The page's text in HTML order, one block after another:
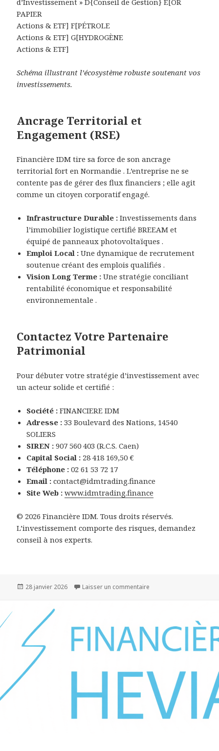
PAPIER
Actions & ETF] F[PÉTROLE
Actions & ETF] G[HYDROGÈNE
Actions & ETF]
Schéma illustrant l’écosystème robuste soutenant vos
investissements.
Ancrage Territorial et
Engagement (RSE)
Financière IDM tire sa force de son ancrage
territorial fort en Normandie . L’entreprise ne se
contente pas de gérer des flux financiers ; elle agit
comme un citoyen corporatif engagé.
Infrastructure Durable : Investissements dans
l’immobilier logistique certifié BREEAM et
équipé de panneaux photovoltaïques .
Emploi Local : Une dynamique de recrutement
soutenue créant des emplois qualifiés .
Vision Long Terme : Une stratégie conciliant
rentabilité économique et responsabilité
environnementale .
Contactez Votre Partenaire
Patrimonial
Pour débuter votre stratégie d’investissement avec
un acteur solide et certifié :
Société : FINANCIERE IDM
Adresse : 33 Boulevard des Nations, 14540
SOLIERS
SIREN : 907 560 403 (R.C.S. Caen)
Capital Social : 28 418 169,50 €
Téléphone : 02 61 53 72 17
Email : contact@idmtrading.finance
Site Web : www.idmtrading.finance
© 2026 Financière IDM. Tous droits réservés.
L’investissement comporte des risques, demandez
conseil à nos experts.
Publié
28 janvier 2026 Laisser un commentaire